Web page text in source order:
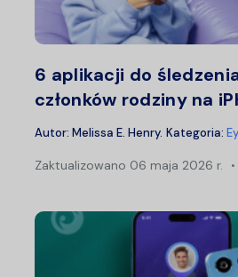
6 aplikacji do
członków rodziny na
Autor: Melissa E. Henry. Kategoria:
Zaktualizowano 06 maja 2026 r.